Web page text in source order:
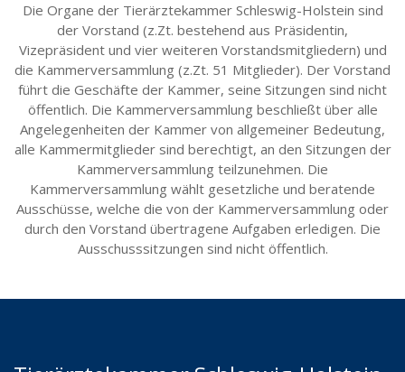
Die Organe der Tierärztekammer Schleswig-Holstein sind
der Vorstand (z.Zt. bestehend aus Präsidentin,
Vizepräsident und vier weiteren Vorstandsmitgliedern) und
die Kammerversammlung (z.Zt. 51 Mitglieder). Der Vorstand
führt die Geschäfte der Kammer, seine Sitzungen sind nicht
öffentlich. Die Kammerversammlung beschließt über alle
Angelegenheiten der Kammer von allgemeiner Bedeutung,
alle Kammermitglieder sind berechtigt, an den Sitzungen der
Kammerversammlung teilzunehmen. Die
Kammerversammlung wählt gesetzliche und beratende
Ausschüsse, welche die von der Kammerversammlung oder
durch den Vorstand übertragene Aufgaben erledigen. Die
Ausschusssitzungen sind nicht öffentlich.